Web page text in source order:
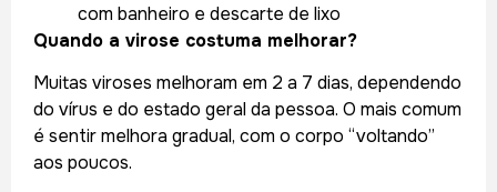
com banheiro e descarte de lixo
Quando a virose costuma melhorar?
Muitas viroses melhoram em 2 a 7 dias, dependendo
do vírus e do estado geral da pessoa. O mais comum
é sentir melhora gradual, com o corpo “voltando”
aos poucos.